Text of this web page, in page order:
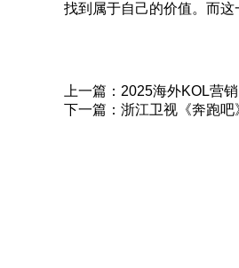
找到属于自己的价值。而这
上一篇： 2025海外KOL营
下一篇： 浙江卫视《奔跑